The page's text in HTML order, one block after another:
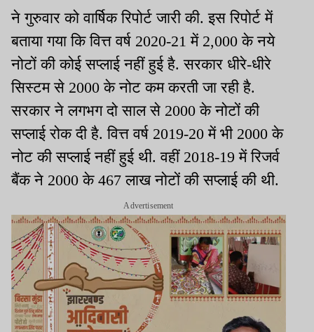
ने गुरुवार को वार्षिक रिपोर्ट जारी की. इस रिपोर्ट में
बताया गया कि वित्त वर्ष 2020-21 में 2,000 के नये
नोटों की कोई सप्लाई नहीं हुई है. सरकार धीरे-धीरे
सिस्टम से 2000 के नोट कम करती जा रही है.
सरकार ने लगभग दो साल से 2000 के नोटों की
सप्लाई रोक दी है. वित्त वर्ष 2019-20 में भी 2000 के
नोट की सप्लाई नहीं हुई थी. वहीं 2018-19 में रिजर्व
बैंक ने 2000 के 467 लाख नोटों की सप्लाई की थी.
Advertisement